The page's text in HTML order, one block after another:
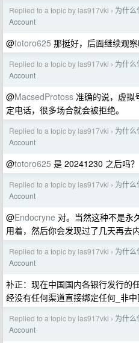
Replied to a topic by las917vki › 为什
Account
@totoro625 那挺好，后面继续观察
Replied to a topic by las917vki › 为什
Account
@MacsedProtoss 准确的说，虚拟
定电话，很多场合就会被拒绝。
Replied to a topic by las917vki › 为什
Account
@totoro625 是 20241230 之后吗？
Replied to a topic by las917vki › 为什
Account
@Endocryne 对。当然这种不是永
用着，然后你会发现过了几天再去
Replied to a topic by las917vki › 为什
Account
补正：现在中国国内各银行发行的
经没有任何渠道直接绑定任何_非中
Replied to a topic by las917vki › 为什
Account